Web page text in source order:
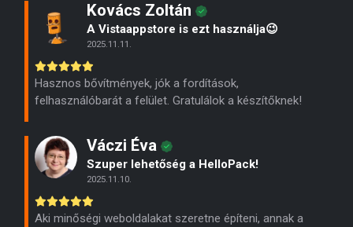
Kovács Zoltán
A Vistaappstore is ezt használja😉
2025.11.11.
Hasznos bővítmények, jók a fordítások,
felhasználóbarát a felület. Gratulálok a készítőknek!
Váczi Éva
Szuper lehetőség a HelloPack!
2025.11.10.
Aki minőségi weboldalakat szeretne építeni, annak a